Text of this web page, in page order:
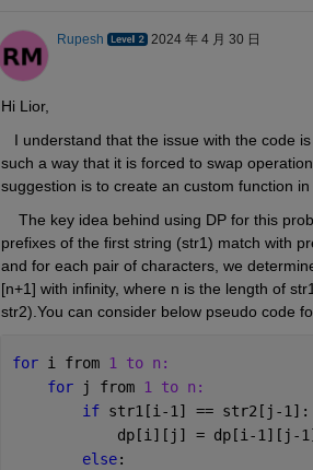
Rupesh 2024 年 4 月 30 日
Hi Lior,
I understand that the issue with the code
such a way that it is forced to swap
suggestion is to create an custom function
The key idea behind using DP for this
prefixes of the first string (str1) match with
and for each pair of characters, we
[n+1] with infinity, where n is the length of
str2).You can consider below pseudo code
for i from 1 to n:
for
j from 1 to n:
if str1[i-1] == str2[j-1]:
dp[i][j] = dp[i-1][j-
else: